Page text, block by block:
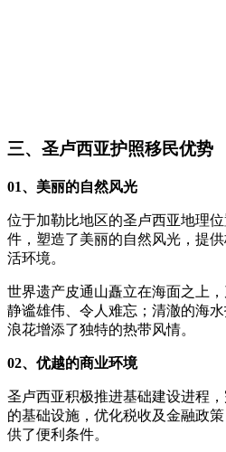
三、圣卢西亚护照移民优势
01、美丽的自然风光
位于加勒比地区的圣卢西亚地理
件，塑造了美丽的自然风光，提
活环境。
世界遗产皮通山矗立在海面之上
静谧雄伟、令人难忘；清澈的海
浪花增添了独特的热带风情。
02、优越的商业环境
圣卢西亚积极推进基础建设进程
的基础设施，优化税收及金融政
供了便利条件。